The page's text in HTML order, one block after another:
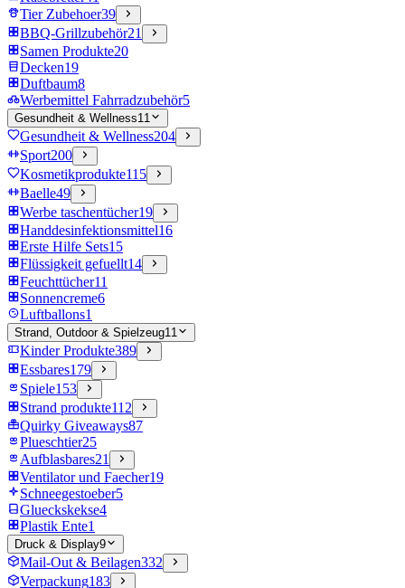
Tier Zubehoer39
BBQ-Grillzubehör21
Samen Produkte20
Decken19
Duftbaum8
Werbemittel Fahrradzubehör5
Gesundheit & Wellness11
Gesundheit & Wellness204
Sport200
Kosmetikprodukte115
Baelle49
Werbe taschentücher19
Handdesinfektionsmittel16
Erste Hilfe Sets15
Flüssigkeit gefuellt14
Feuchttücher11
Sonnencreme6
Luftballons1
Strand, Outdoor & Spielzeug11
Kinder Produkte389
Essbares179
Spiele153
Strand produkte112
Quirky Giveaways87
Plueschtier25
Aufblasbares21
Ventilator und Faecher19
Schneegestoeber5
Glueckskekse4
Plastik Ente1
Druck & Display9
Mail-Out & Beilagen332
Verpackung183